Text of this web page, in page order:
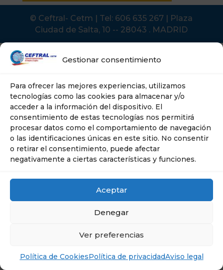
Gestionar consentimiento
Para ofrecer las mejores experiencias, utilizamos
tecnologías como las cookies para almacenar y/o
acceder a la información del dispositivo. El
consentimiento de estas tecnologías nos permitirá
procesar datos como el comportamiento de navegación
o las identificaciones únicas en este sitio. No consentir
o retirar el consentimiento, puede afectar
negativamente a ciertas características y funciones.
Aceptar
Denegar
Ver preferencias
Política de CookiesPolítica de privacidadAviso legal
© Ceftral- Cetm | Tel: 606 635 267 | Plaza
Ciudad de Salta, 10 -- 28043 . MADRID